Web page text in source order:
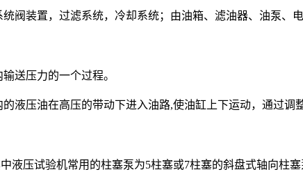
装置，过滤系统，冷却系统；由油箱、滤油器、油泵、电
送压力的一个过程。
液压油在高压的带动下进入油路,使油缸上下运动，通过调
液压试验机常用的柱塞泵为5柱塞或7柱塞的斜盘式轴向柱